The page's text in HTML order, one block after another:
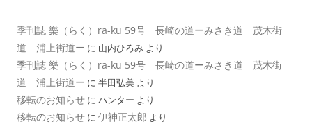
季刊誌 樂（らく）ra-ku 59号 長崎の道ーみさき道 茂木街
道 浦上街道ー に 山内ひろみ より
季刊誌 樂（らく）ra-ku 59号 長崎の道ーみさき道 茂木街
道 浦上街道ー に 半田弘美 より
移転のお知らせ に ハンター より
移転のお知らせ に 伊神正太郎 より